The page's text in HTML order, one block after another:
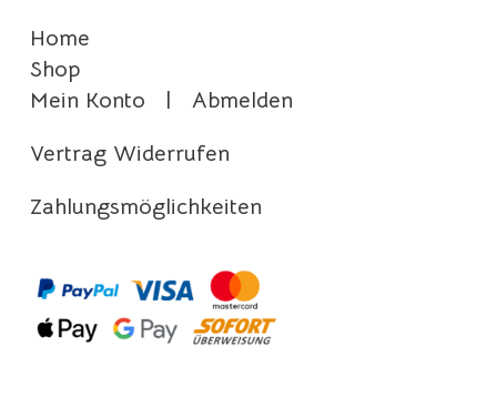
Home
Shop
Mein Konto
Abmelden
Vertrag Widerrufen
Zahlungsmöglichkeiten